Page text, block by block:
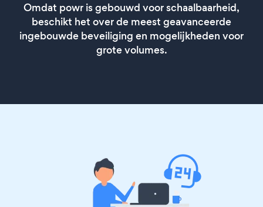
Omdat powr is gebouwd voor schaalbaarheid,
beschikt het over de meest geavanceerde
ingebouwde beveiliging en mogelijkheden voor
grote volumes.